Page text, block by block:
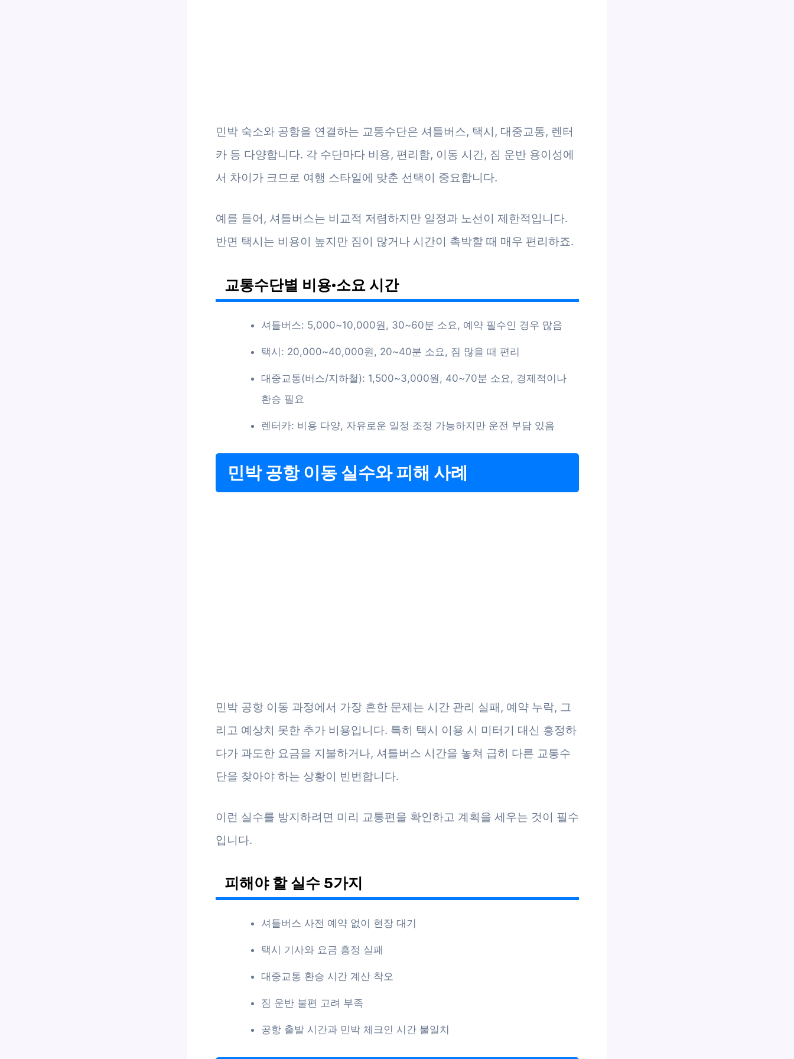
민박 숙소와 공항을 연결하는 교통수단은 셔틀버스, 택시, 대중교통, 렌터
카 등 다양합니다. 각 수단마다 비용, 편리함, 이동 시간, 짐 운반 용이성에
서 차이가 크므로 여행 스타일에 맞춘 선택이 중요합니다.
예를 들어, 셔틀버스는 비교적 저렴하지만 일정과 노선이 제한적입니다.
반면 택시는 비용이 높지만 짐이 많거나 시간이 촉박할 때 매우 편리하죠.
교통수단별 비용·소요 시간
셔틀버스: 5,000~10,000원, 30~60분 소요, 예약 필수인 경우 많음
택시: 20,000~40,000원, 20~40분 소요, 짐 많을 때 편리
대중교통(버스/지하철): 1,500~3,000원, 40~70분 소요, 경제적이나
환승 필요
렌터카: 비용 다양, 자유로운 일정 조정 가능하지만 운전 부담 있음
민박 공항 이동 실수와 피해 사례
민박 공항 이동 과정에서 가장 흔한 문제는 시간 관리 실패, 예약 누락, 그
리고 예상치 못한 추가 비용입니다. 특히 택시 이용 시 미터기 대신 흥정하
다가 과도한 요금을 지불하거나, 셔틀버스 시간을 놓쳐 급히 다른 교통수
단을 찾아야 하는 상황이 빈번합니다.
이런 실수를 방지하려면 미리 교통편을 확인하고 계획을 세우는 것이 필수
입니다.
피해야 할 실수 5가지
셔틀버스 사전 예약 없이 현장 대기
택시 기사와 요금 흥정 실패
대중교통 환승 시간 계산 착오
짐 운반 불편 고려 부족
공항 출발 시간과 민박 체크인 시간 불일치